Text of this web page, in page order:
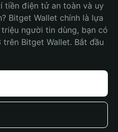
tiền điện tử an toàn và uy
Bitget Wallet chính là lựa
người tin dùng, bạn có
Bitget Wallet. Bắt đầu